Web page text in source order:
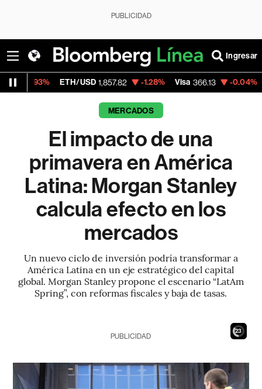
PUBLICIDAD
Ingresar
1,857.82 -1.28% Visa 366.13 -0.04% MercadoLibre
MERCADOS
El impacto de una
primavera en América
Latina: Morgan Stanley
calcula efecto en los
mercados
Un nuevo ciclo de inversión podría transformar a
América Latina en un eje estratégico del capital
global. Morgan Stanley propone el escenario “LatAm
Spring”, con reformas fiscales y baja de tasas.
21
PUBLICIDAD